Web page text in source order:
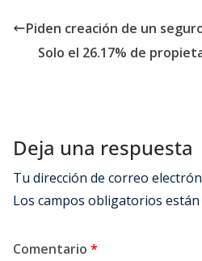
Piden creación de un
Solo el 26.17% de
Deja una respuesta
Tu dirección de correo
Los campos obligatorios
Comentario *